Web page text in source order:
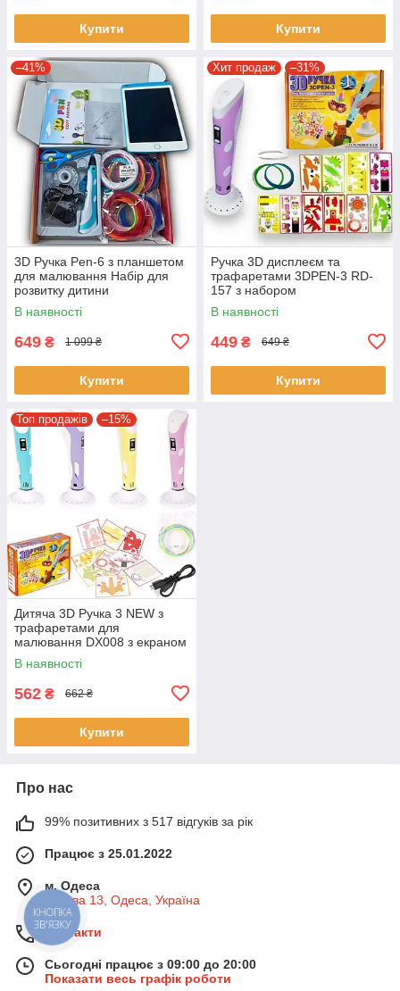
Купити Купити
–41%
3D Ручка Pen-6 з планшетом
для малювання Набір для
розвитку дитини
В наявності
649 ₴ 1 099 ₴
Купити
Хит продаж –31%
Ручка 3D дисплеєм та
трафаретами 3DPEN-3 RD-
157 з набором
різнокольорового еко
пластику
В наявності
449 ₴ 649 ₴
Купити
Топ продажів –15%
Дитяча 3D Ручка 3 NEW з
трафаретами для
малювання DX008 з екраном
Триде ручка
В наявності
562 ₴ 662 ₴
Купити
Про нас
99% позитивних з 517 відгуків за рік
Працює з 25.01.2022
м. Одеса
Базова 13, Одеса, Україна
Контакти
Сьогодні працює з 09:00 до 20:00
Показати весь графік роботи
КНОПКА
ЗВ'ЯЗКУ